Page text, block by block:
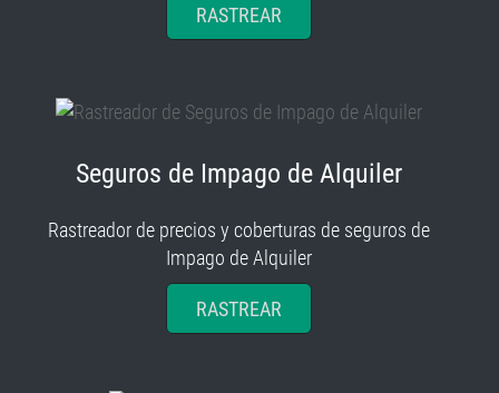
RASTREAR
Seguros de Impago de Alquiler
Rastreador de precios y coberturas de seguros de
Impago de Alquiler
RASTREAR